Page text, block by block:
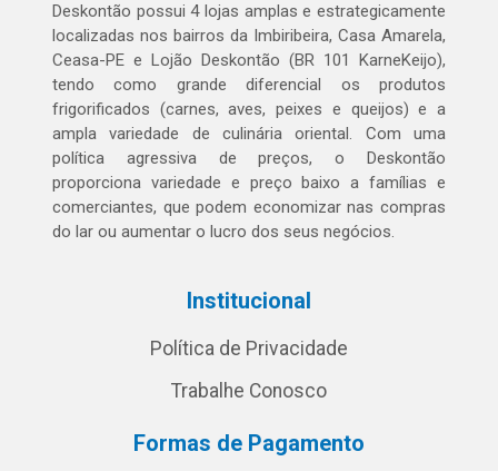
Deskontão possui 4 lojas amplas e estrategicamente
localizadas nos bairros da Imbiribeira, Casa Amarela,
Ceasa-PE e Lojão Deskontão (BR 101 KarneKeijo),
tendo como grande diferencial os produtos
frigorificados (carnes, aves, peixes e queijos) e a
ampla variedade de culinária oriental. Com uma
política agressiva de preços, o Deskontão
proporciona variedade e preço baixo a famílias e
comerciantes, que podem economizar nas compras
do lar ou aumentar o lucro dos seus negócios.
Institucional
Política de Privacidade
Trabalhe Conosco
Formas de Pagamento